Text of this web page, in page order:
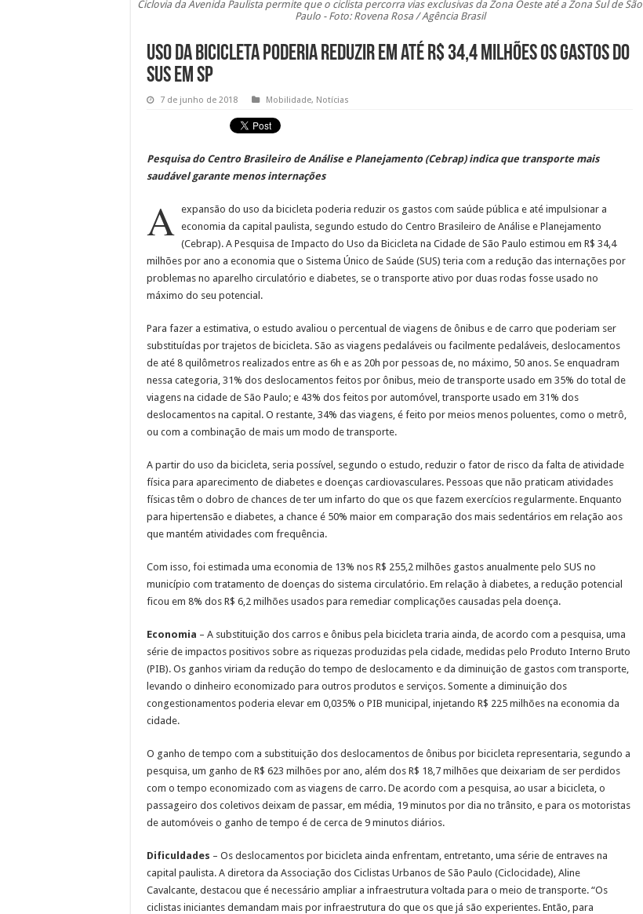
Ciclovia da Avenida Paulista permite que o ciclista percorra vias exclusivas da Zona Oeste até a Zona Sul de São
Paulo - Foto: Rovena Rosa / Agência Brasil
Uso da bicicleta poderia reduzir em até R$ 34,4 milhões os gastos do
SUS em SP
7 de junho de 2018 Mobilidade, Notícias
Pesquisa do Centro Brasileiro de Análise e Planejamento (Cebrap) indica que transporte mais
saudável garante menos internações
A expansão do uso da bicicleta poderia reduzir os gastos com saúde pública e até impulsionar a
economia da capital paulista, segundo estudo do Centro Brasileiro de Análise e Planejamento
(Cebrap). A Pesquisa de Impacto do Uso da Bicicleta na Cidade de São Paulo estimou em R$ 34,4
milhões por ano a economia que o Sistema Único de Saúde (SUS) teria com a redução das internações por
problemas no aparelho circulatório e diabetes, se o transporte ativo por duas rodas fosse usado no
máximo do seu potencial.
Para fazer a estimativa, o estudo avaliou o percentual de viagens de ônibus e de carro que poderiam ser
substituídas por trajetos de bicicleta. São as viagens pedaláveis ou facilmente pedaláveis, deslocamentos
de até 8 quilômetros realizados entre as 6h e as 20h por pessoas de, no máximo, 50 anos. Se enquadram
nessa categoria, 31% dos deslocamentos feitos por ônibus, meio de transporte usado em 35% do total de
viagens na cidade de São Paulo; e 43% dos feitos por automóvel, transporte usado em 31% dos
deslocamentos na capital. O restante, 34% das viagens, é feito por meios menos poluentes, como o metrô,
ou com a combinação de mais um modo de transporte.
A partir do uso da bicicleta, seria possível, segundo o estudo, reduzir o fator de risco da falta de atividade
física para aparecimento de diabetes e doenças cardiovasculares. Pessoas que não praticam atividades
físicas têm o dobro de chances de ter um infarto do que os que fazem exercícios regularmente. Enquanto
para hipertensão e diabetes, a chance é 50% maior em comparação dos mais sedentários em relação aos
que mantém atividades com frequência.
Com isso, foi estimada uma economia de 13% nos R$ 255,2 milhões gastos anualmente pelo SUS no
município com tratamento de doenças do sistema circulatório. Em relação à diabetes, a redução potencial
ficou em 8% dos R$ 6,2 milhões usados para remediar complicações causadas pela doença.
Economia – A substituição dos carros e ônibus pela bicicleta traria ainda, de acordo com a pesquisa, uma
série de impactos positivos sobre as riquezas produzidas pela cidade, medidas pelo Produto Interno Bruto
(PIB). Os ganhos viriam da redução do tempo de deslocamento e da diminuição de gastos com transporte,
levando o dinheiro economizado para outros produtos e serviços. Somente a diminuição dos
congestionamentos poderia elevar em 0,035% o PIB municipal, injetando R$ 225 milhões na economia da
cidade.
O ganho de tempo com a substituição dos deslocamentos de ônibus por bicicleta representaria, segundo a
pesquisa, um ganho de R$ 623 milhões por ano, além dos R$ 18,7 milhões que deixariam de ser perdidos
com o tempo economizado com as viagens de carro. De acordo com a pesquisa, ao usar a bicicleta, o
passageiro dos coletivos deixam de passar, em média, 19 minutos por dia no trânsito, e para os motoristas
de automóveis o ganho de tempo é de cerca de 9 minutos diários.
Dificuldades – Os deslocamentos por bicicleta ainda enfrentam, entretanto, uma série de entraves na
capital paulista. A diretora da Associação dos Ciclistas Urbanos de São Paulo (Ciclocidade), Aline
Cavalcante, destacou que é necessário ampliar a infraestrutura voltada para o meio de transporte. “Os
ciclistas iniciantes demandam mais por infraestrutura do que os que já são experientes. Então, para